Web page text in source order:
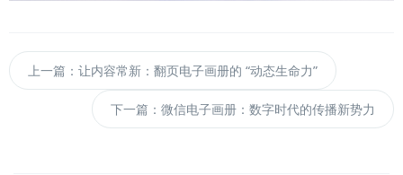
上一篇：让内容常新：翻页电子画册的 “动态生命力”
下一篇：微信电子画册：数字时代的传播新势力